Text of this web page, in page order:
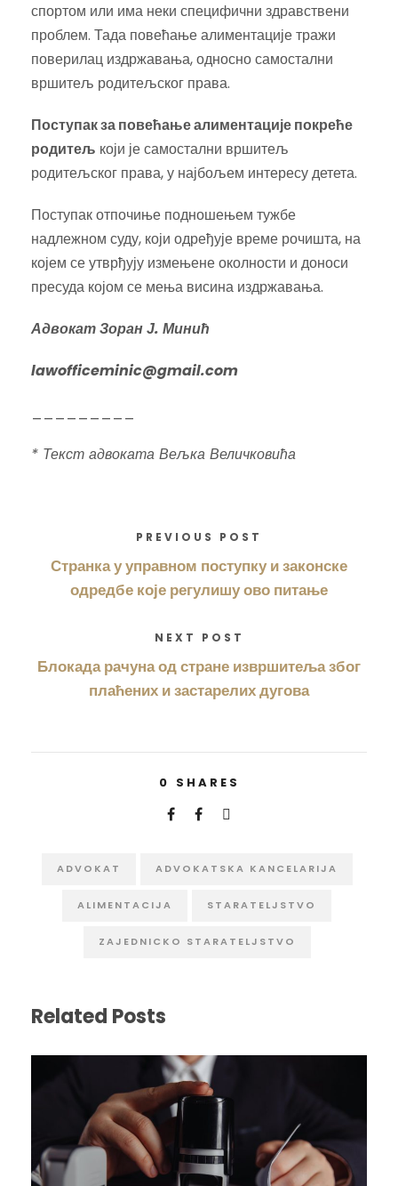
спортом или има неки специфични здравствени
проблем. Тада повећање алиментације тражи
поверилац издржавања, односно самостални
вршитељ родитељског права.
Поступак за повећање алиментације покреће
родитељ који је самостални вршитељ
родитељског права, у најбољем интересу детета.
Поступак отпочиње подношењем тужбе
надлежном суду, који одређује време рочишта, на
којем се утврђују измењене околности и доноси
пресуда којом се мења висина издржавања.
Адвокат Зоран Ј. Минић
lawofficeminic@gmail.com
* Текст адвоката Вељка Величковића
PREVIOUS POST
Странка у управном поступку и законске
одредбе које регулишу ово питање
NEXT POST
Блокада рачуна од стране извршитеља због
плаћених и застарелих дугова
0 SHARES
ADVOKAT ADVOKATSKA KANCELARIJA
ALIMENTACIJA STARATELJSTVO
ZAJEDNICKO STARATELJSTVO
Related Posts